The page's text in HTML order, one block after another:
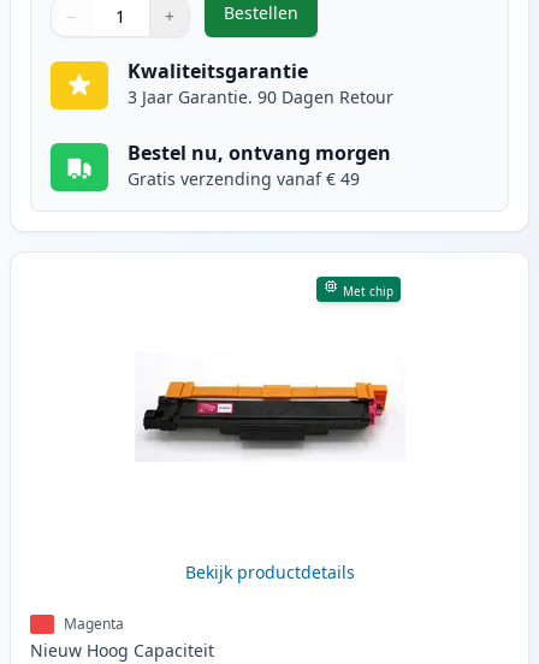
Gebruik de knoppen om aan te passen
− +
1
Bestellen
,Brother TN247 (TN243) toner
Kwaliteitsgarantie
3 Jaar Garantie. 90 Dagen Retour
Bestel nu, ontvang morgen
Gratis verzending vanaf € 49
Met chip
Bekijk productdetails
Magenta
Nieuw Hoog Capaciteit